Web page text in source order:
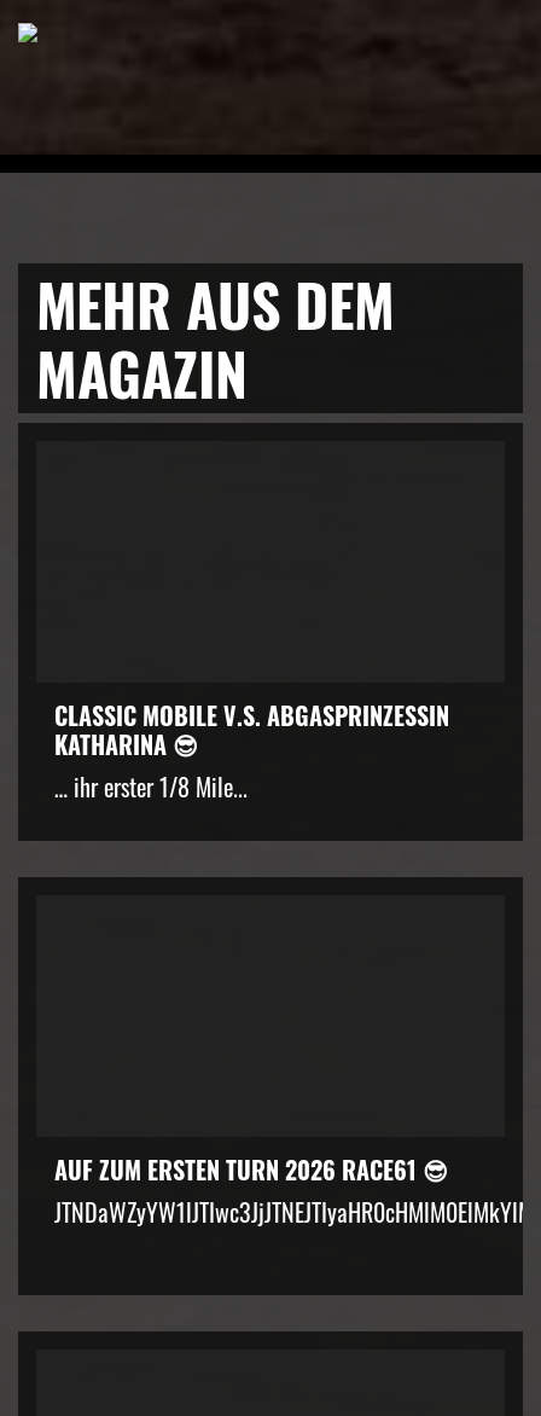
MEHR AUS DEM
MAGAZIN
CLASSIC MOBILE V.S. ABGASPRINZESSIN
KATHARINA 😎
… ihr erster 1/8 Mile...
AUF ZUM ERSTEN TURN 2026 RACE61 😎